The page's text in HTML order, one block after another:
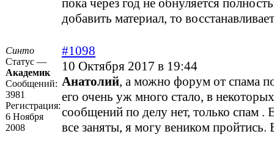
пока через год не обнуляется
добавить материал, то
Синто
Статус —
Академик
Сообщений:
3981
Регистрация:
6 Ноября
2008
#1098
10 Октября 2017 в 19:44
Анатолий, а можно форум от спама
его очень уж много стало, в
сообщений по делу нет, только спам .
все заняты, я могу веником пройтись.